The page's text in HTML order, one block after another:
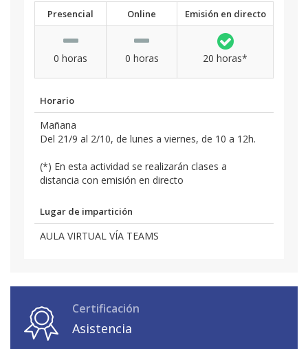
Presencial Online Emisión en directo
0 horas 0 horas 20 horas*
Horario
Mañana
Del 21/9 al 2/10, de lunes a viernes, de 10 a 12h.
(*) En esta actividad se realizarán clases a
distancia con emisión en directo
Lugar de impartición
AULA VIRTUAL VÍA TEAMS
Certificación
Asistencia